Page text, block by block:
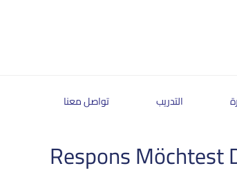
التدريب تواصل معنا
Respons Möchtest